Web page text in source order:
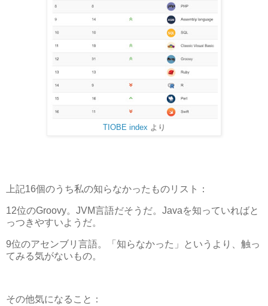
TIOBE index より
上記16個のうち私の知らなかったものリスト：
12位のGroovy。JVM言語だそうだ。Javaを知っていればと
っつきやすいようだ。
9位のアセンブリ言語。「知らなかった」というより、触っ
てみる気がないもの。
その他気になること：